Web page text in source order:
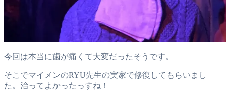
今回は本当に歯が痛くて大変だったそうです。
そこでマイメンのRYU先生の実家で修復してもらいまし
た。治ってよかったっすね！